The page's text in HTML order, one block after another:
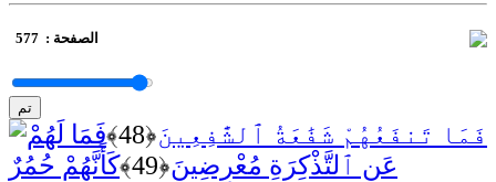
الصفحة : 577
تم
فَمَا تَنفَعُهُمْ شَفَٰعَةُ ٱلشَّٰفِعِينَ﴿48﴾
فَمَا لَهُمْ
عَنِ ٱلتَّذْكِرَةِ مُعْرِضِينَ﴿49﴾
كَأَنَّهُمْ حُمُرٌ